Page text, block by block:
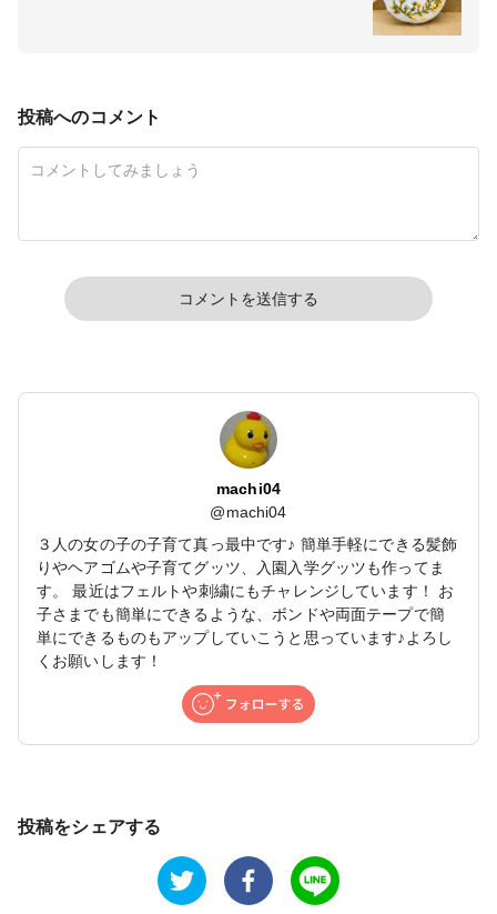
投稿へのコメント
コメントを送信する
machi04
@machi04
３人の女の子の子育て真っ最中です♪ 簡単手軽にできる髪飾
りやヘアゴムや子育てグッツ、入園入学グッツも作ってま
す。 最近はフェルトや刺繍にもチャレンジしています！ お
子さまでも簡単にできるような、ボンドや両面テープで簡
単にできるものもアップしていこうと思っています♪よろし
くお願いします！
投稿をシェアする